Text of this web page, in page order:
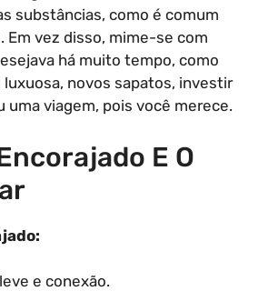
substâncias, como é comum
Em vez disso, mime-se com
há muito tempo, como
luxuosa, novos sapatos, investir
uma viagem, pois você merece.
E O
e conexão.